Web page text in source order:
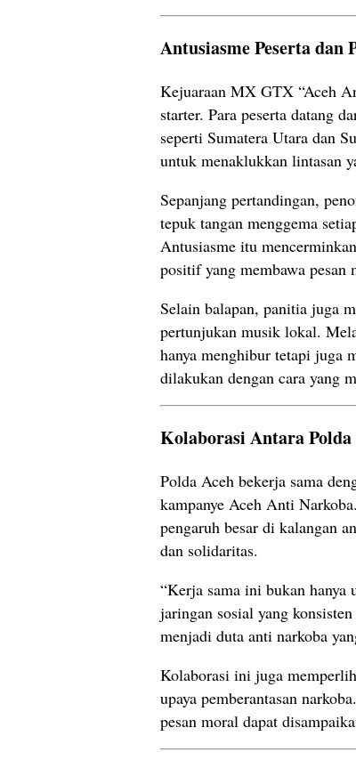
Antusiasme Peserta
Kejuaraan MX GTX “Aceh
starter. Para peserta datang
seperti Sumatera Utara dan
untuk menaklukkan lintasan
Sepanjang pertandingan,
tepuk tangan menggema
Antusiasme itu
positif yang membawa pesan
Selain balapan, panitia juga
pertunjukan musik lokal.
hanya menghibur tetapi juga
dilakukan dengan cara yang
Kolaborasi Antara
Polda Aceh bekerja sama
kampanye Aceh Anti
pengaruh besar di kalangan
dan solidaritas.
“Kerja sama ini bukan hanya
jaringan sosial yang
menjadi duta anti narkoba
Kolaborasi ini juga
upaya pemberantasan
pesan moral dapat